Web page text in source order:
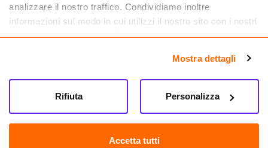
analizzare il nostro traffico. Condividiamo inoltre
informazioni sul modo in cui utilizzi il nostro sito con i nostri
partner che si occupano di analisi dei dati web, pubblicità e
informazioni che hai fornito loro o che hanno raccolto dal
tuo utilizzo dei loro servizi.
Mostra dettagli
Accetta tutti
Personalizza
Rifiuta
Farma.it S.a.s. P. IVA 07417261216 REA: NA-884088
CREDITS
Sede legale Via delle Repubbliche Marinare 128, 80147 Napoli